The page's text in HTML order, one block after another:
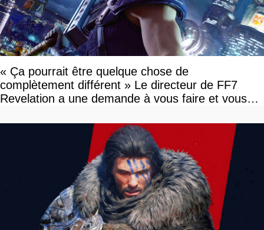
« Ça pourrait être quelque chose de
complètement différent » Le directeur de FF7
Revelation a une demande à vous faire et vous